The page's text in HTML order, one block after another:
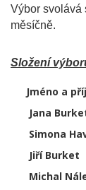
Výbor svolává
měsíčně.
Složení
Jméno a
Jana
Simona
Jiří Burket
Michal